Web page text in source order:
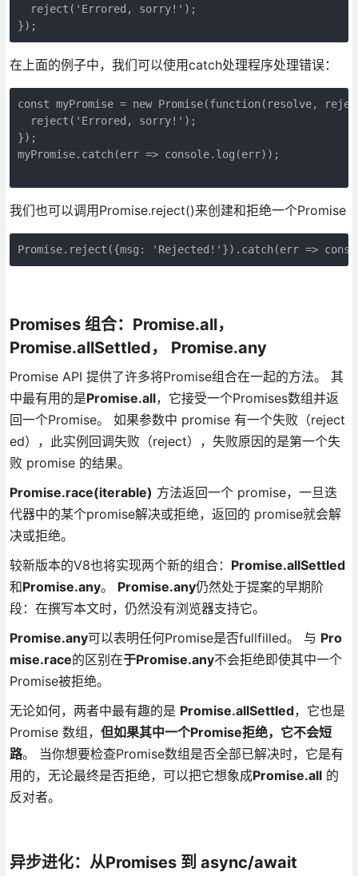
  reject('Errored, sorry!');
在上面的例子中，我们可以使用catch处理程序处理错误：
const myPromise = new Promise(function(resolve,
  reject('Errored, sorry!');
});
myPromise.catch(err => console.log(err));
我们也可以调用Promise.reject()来创建和拒绝一个Promise
Promises 组合：Promise.all，
Promise.allSettled， Promise.any
Promise API 提供了许多将Promise组合在一起的方法。 其
中最有用的是Promise.all，它接受一个Promises数组并返
回一个Promise。 如果参数中 promise 有一个失败（reject
ed），此实例回调失败（reject），失败原因的是第一个失
败 promise 的结果。
Promise.race(iterable) 方法返回一个 promise，一旦迭
代器中的某个promise解决或拒绝，返回的 promise就会解
决或拒绝。
较新版本的V8也将实现两个新的组合： Promise.allSettled
和Promise.any。 Promise.any仍然处于提案的早期阶
段：在撰写本文时，仍然没有浏览器支持它。
Promise.any可以表明任何Promise是否fullfilled。 与 Pro
mise.race的区别在于Promise.any不会拒绝即使其中一个
Promise被拒绝。
无论如何，两者中最有趣的是 Promise.allSettled，它也是
Promise 数组， 但如果其中一个Promise拒绝，它不会短
路。 当你想要检查Promise数组是否全部已解决时，它是有
用的，无论最终是否拒绝，可以把它想象成Promise.all的
反对者。
异步进化：从Promises 到 async/await